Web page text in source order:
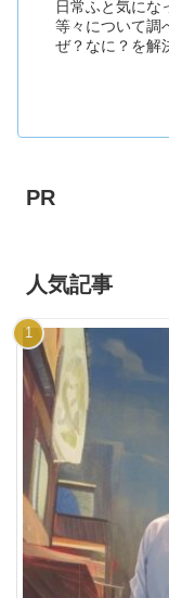
日常ふと気にな
等々について調
ぜ？なに？を解
PR
人気記事